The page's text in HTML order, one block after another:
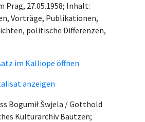
Prag, 27.05.1958; Inhalt:
Vorträge, Publikationen,
politische Differenzen,
im Kalliope öffnen
anzeigen
Bogumił Šwjela / Gotthold
Kulturarchiv Bautzen;